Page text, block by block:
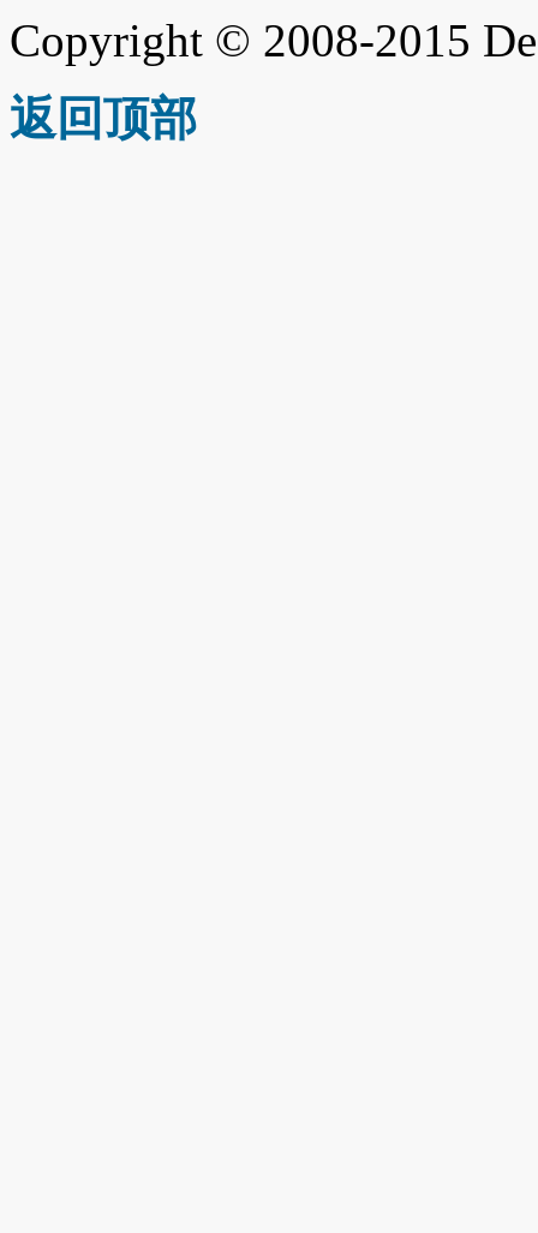
Copyright © 2008-2015
返回顶部